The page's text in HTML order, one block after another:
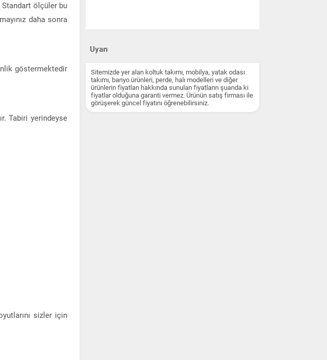
Standart ölçüler bu
daha sonra
göstermektedir
Tabiri yerindeyse
sizler için
Uyarı
Sitemizde yer alan koltuk takımı, mobilya, yatak odası
takımı, banyo ürünleri, perde, halı modelleri ve diğer
ürünlerin fiyatları hakkında sunulan fiyatların şuanda ki
fiyatlar olduğuna garanti vermez. Ürünün satış firması ile
görüşerek güncel fiyatını öğrenebilirsiniz.